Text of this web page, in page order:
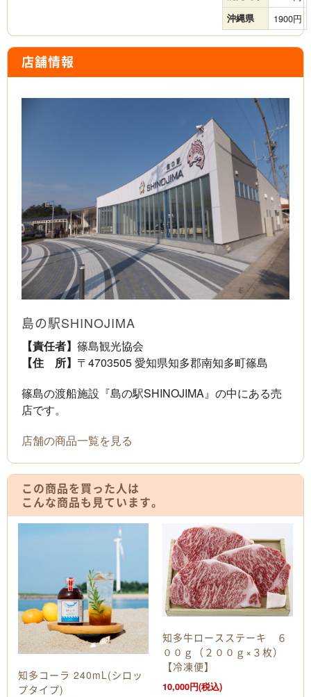
沖縄県 1900
店舗情報
島の駅SHINOJIMA
【責任者】 篠島観光協会
【住 所】 〒4703505 愛知県知多郡南知多町篠島
篠島の渡船施設『島の駅SHINOJIMA』の中にある売
店です。
店舗の商品一覧を見る
この商品を買った人は
こんな商品も見ています。
知多コーラ 240mL(シロッ
プタイプ)
知多牛ロースステーキ ６
００ｇ（２００ｇ×３枚）
【冷凍便】
10,000円(税込)